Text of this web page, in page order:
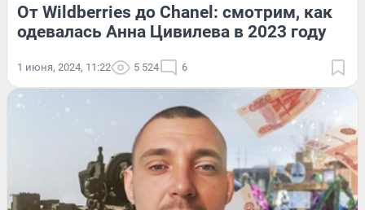
От Wildberries до Chanel: смотрим, как
одевалась Анна Цивилева в 2023 году
1 июня, 2024, 11:22 5 524 6